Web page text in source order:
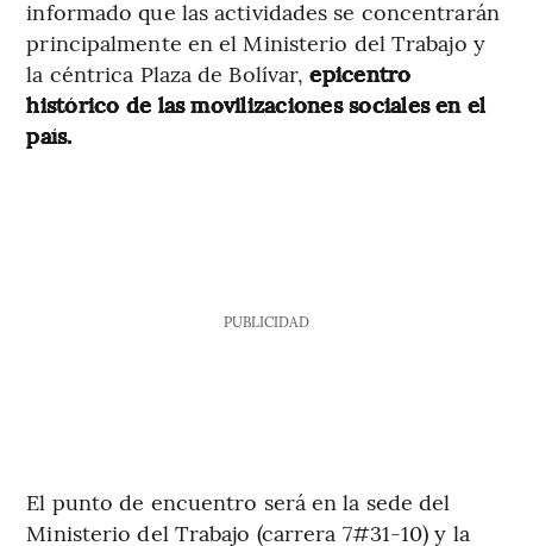
informado que las actividades se concentrarán
principalmente en el Ministerio del Trabajo y
la céntrica Plaza de Bolívar,epicentro
histórico de las movilizaciones sociales en el
país.
PUBLICIDAD
El punto de encuentro será en la sede del
Ministerio del Trabajo (carrera 7#31-10) y la